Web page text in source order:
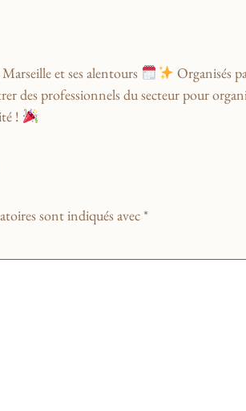
et​ ses alentours
⁢Organisés
des professionnels ⁣du secteur ⁢pour
!
sont indiqués avec*